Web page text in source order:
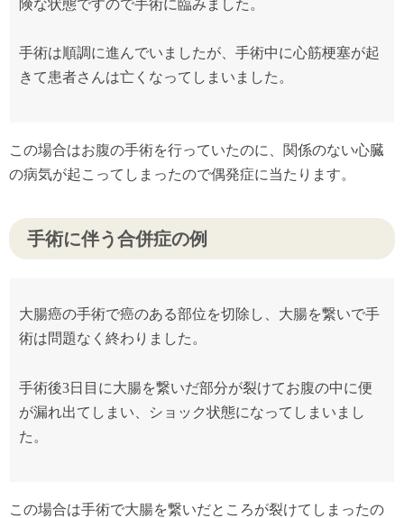
険な状態ですので手術に臨みました。
手術は順調に進んでいましたが、手術中に心筋梗塞が起
きて患者さんは亡くなってしまいました。
この場合はお腹の手術を行っていたのに、関係のない心臓
の病気が起こってしまったので偶発症に当たります。
手術に伴う合併症の例
大腸癌の手術で癌のある部位を切除し、大腸を繋いで手
術は問題なく終わりました。
手術後3日目に大腸を繋いだ部分が裂けてお腹の中に便
が漏れ出てしまい、ショック状態になってしまいまし
た。
この場合は手術で大腸を繋いだところが裂けてしまったの